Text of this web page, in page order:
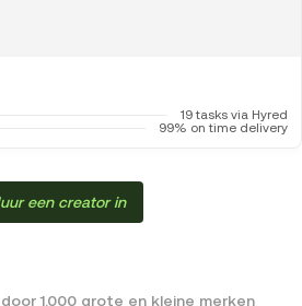
19 tasks via Hyred
99% on time delivery
een creator in
1.000 grote en kleine merken